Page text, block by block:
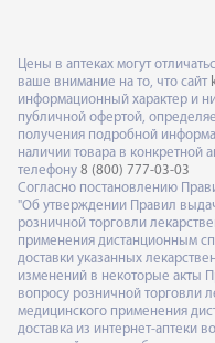
Цены в аптеках могут
ваше внимание на то, что сайт
информационный характер и
публичной офертой,
получения подробной
наличии товара в конкретной
телефону 8 (800) 777-03-03
Согласно постановлению
"Об утверждении Правил
розничной торговли
применения дистанционным
доставки указанных
изменений в некоторые акты
вопросу розничной торговли
медицинского применения
доставка из интернет-аптеки